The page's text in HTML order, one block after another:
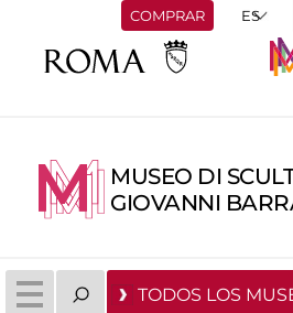
COMPRAR
MUSEO DI
GIOVANNI
TODOS LOS